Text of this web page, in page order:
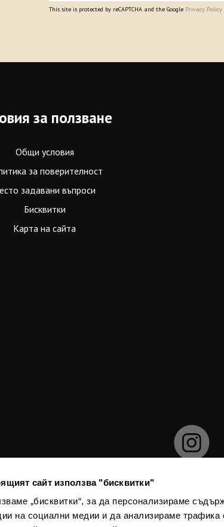
сайт използва "бисквитки"
„бисквитки“, за да персонализираме
на социални медии и да анализираме
This site is protected by reCAPTCHA and the Google Privacy Policy
за ползване
Общи условия
за поверителност
задавани въпроси
Бисквитки
Карта на сайта
Използваният в изчисленията официален курс е 1 € =